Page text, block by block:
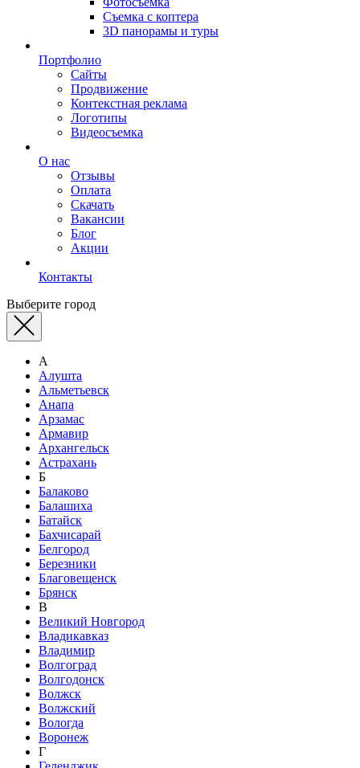
Съемка с коптера
3D панорамы и туры
Портфолио
Сайты
Продвижение
Контекстная реклама
Логотипы
Видеосъемка
О нас
Отзывы
Оплата
Скачать
Вакансии
Блог
Акции
Контакты
Выберите город
А
Алушта
Альметьевск
Анапа
Арзамас
Армавир
Архангельск
Астрахань
Б
Балаково
Балашиха
Батайск
Бахчисарай
Белгород
Березники
Благовещенск
Брянск
В
Великий Новгород
Владикавказ
Владимир
Волгоград
Волгодонск
Волжск
Волжский
Вологда
Воронеж
Г